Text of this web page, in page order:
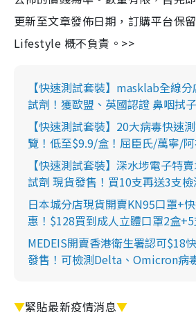
更新至文章發佈日期，訂購平台保
Lifestyle 概不負責。>>
【快速測試套裝】masklab全線
試劑！獲歐盟、英國認證 鼻咽拭
【快速測試套裝】20大病毒快速
覽！低至$9.9/盒！屈臣氏/萬寧/
【快速測試套裝】深水埗電子特
試劑 現貨發售！買10支再送3支
日本城分店現貨開賣KN95口罩+
惠！$128買到成人立體口罩2盒
MEDEIS開賣香港衛生署認可$18
發售！可檢測Delta、Omicron病
▼緊貼最新疫情消息▼